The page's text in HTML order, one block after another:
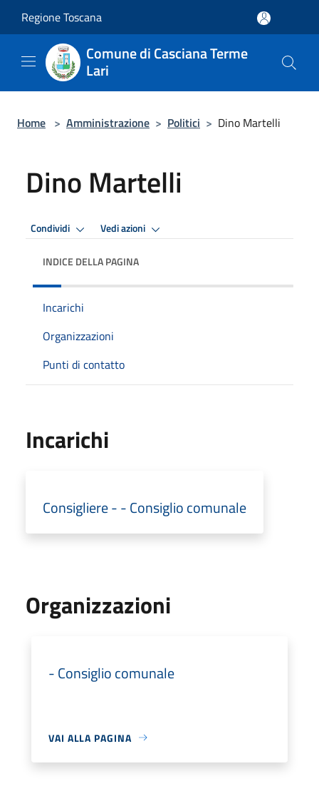
Regione Toscana
Comune di Casciana Terme
Lari
Home > Amministrazione > Politici > Dino Martelli
Dino Martelli
Condividi Vedi azioni
INDICE DELLA PAGINA
Incarichi
Organizzazioni
Punti di contatto
Incarichi
Consigliere - - Consiglio comunale
Organizzazioni
- Consiglio comunale
VAI ALLA PAGINA